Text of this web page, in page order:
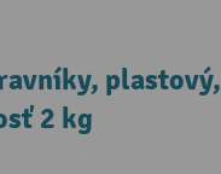
plastový,
2 kg